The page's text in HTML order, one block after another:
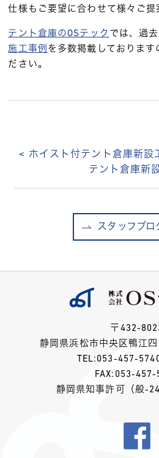
仕様もご要望に合わせて様々ご提
テント倉庫のOSテック では、過去
施工事例 を多数掲載しております
ださい。
< ホイスト付テント倉庫新設
テント倉庫新
スタッフブロ
〒432-
静岡県浜松市中央区鴨江
TEL: 053-457-
FAX:053-457-
静岡県知事許可（般-